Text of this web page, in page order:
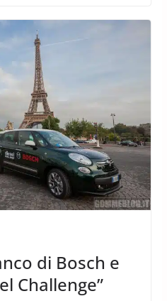
di Bosch e
Challenge”